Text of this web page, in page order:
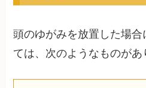
頭のゆがみを放置した場
ては、次のようなものがあ